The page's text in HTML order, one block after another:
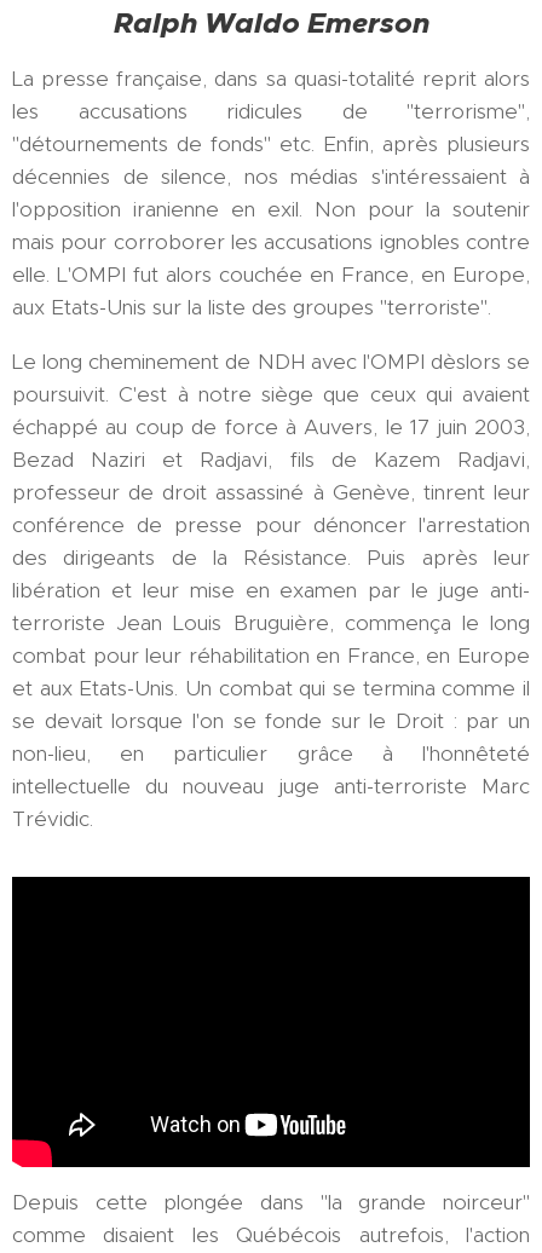
Ralph Waldo Emerson
La presse française, dans sa quasi-totalité reprit alors
les accusations ridicules de "terrorisme",
"détournements de fonds" etc. Enfin, après plusieurs
décennies de silence, nos médias s'intéressaient à
l'opposition iranienne en exil. Non pour la soutenir
mais pour corroborer les accusations ignobles contre
elle. L'OMPI fut alors couchée en France, en Europe,
aux Etats-Unis sur la liste des groupes "terroriste".
Le long cheminement de NDH avec l'OMPI dèslors se
poursuivit. C'est à notre siège que ceux qui avaient
échappé au coup de force à Auvers, le 17 juin 2003,
Bezad Naziri et Radjavi, fils de Kazem Radjavi,
professeur de droit assassiné à Genève, tinrent leur
conférence de presse pour dénoncer l'arrestation
des dirigeants de la Résistance. Puis après leur
libération et leur mise en examen par le juge anti-
terroriste Jean Louis Bruguière, commença le long
combat pour leur réhabilitation en France, en Europe
et aux Etats-Unis. Un combat qui se termina comme il
se devait lorsque l'on se fonde sur le Droit : par un
non-lieu, en particulier grâce à l'honnêteté
intellectuelle du nouveau juge anti-terroriste Marc
Trévidic.
Depuis cette plongée dans "la grande noirceur"
comme disaient les Québécois autrefois, l'action